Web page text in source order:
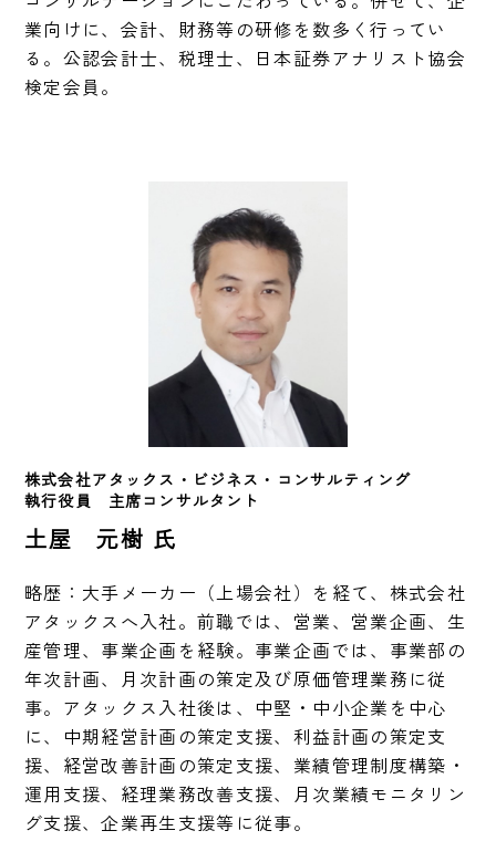
業向けに、会計、財務等の研修を数多く行ってい
る。公認会計士、税理士、日本証券アナリスト協会
検定会員。
株式会社アタックス・ビジネス・コンサルティング
執行役員　主席コンサルタント
土屋 元樹 氏
略歴：大手メーカー（上場会社）を経て、株式会社
アタックスへ入社。前職では、営業、営業企画、生
産管理、事業企画を経験。事業企画では、事業部の
年次計画、月次計画の策定及び原価管理業務に従
事。アタックス入社後は、中堅・中小企業を中心
に、中期経営計画の策定支援、利益計画の策定支
援、経営改善計画の策定支援、業績管理制度構築・
運用支援、経理業務改善支援、月次業績モニタリン
グ支援、企業再生支援等に従事。